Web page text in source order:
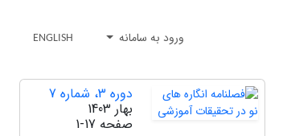
ورود به سامانه ENGLISH
دوره 3، شماره 7
بهار 1403
صفحه 1-17